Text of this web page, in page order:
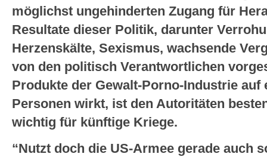
möglichst ungehinderten Zugang für
Resultate dieser Politik, darunter
Herzenskälte, Sexismus, wachsende
von den politisch Verantwortlichen
Produkte der Gewalt-Porno-Industrie auf
Personen wirkt, ist den Autoritäten
wichtig für künftige Kriege.
“Nutzt doch die US-Armee gerade auch